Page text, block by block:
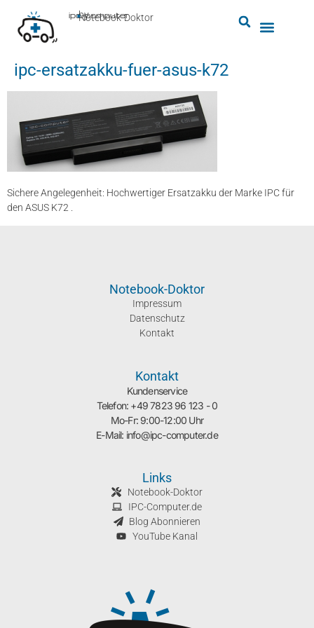
Notebook-Doktor
by
■
ipc-computer
ipc-ersatzakku-fuer-asus-k72
Sichere Angelegenheit: Hochwertiger Ersatzakku der Marke IPC für
den ASUS K72 .
Notebook-Doktor
Impressum
Datenschutz
Kontakt
Kontakt
Kundenservice
Telefon: +49 7823 96 123 - 0
Mo-Fr: 9:00-12:00 Uhr
E-Mail: info@ipc-computer.de
Links
Notebook-Doktor
IPC-Computer.de
Blog Abonnieren
YouTube Kanal